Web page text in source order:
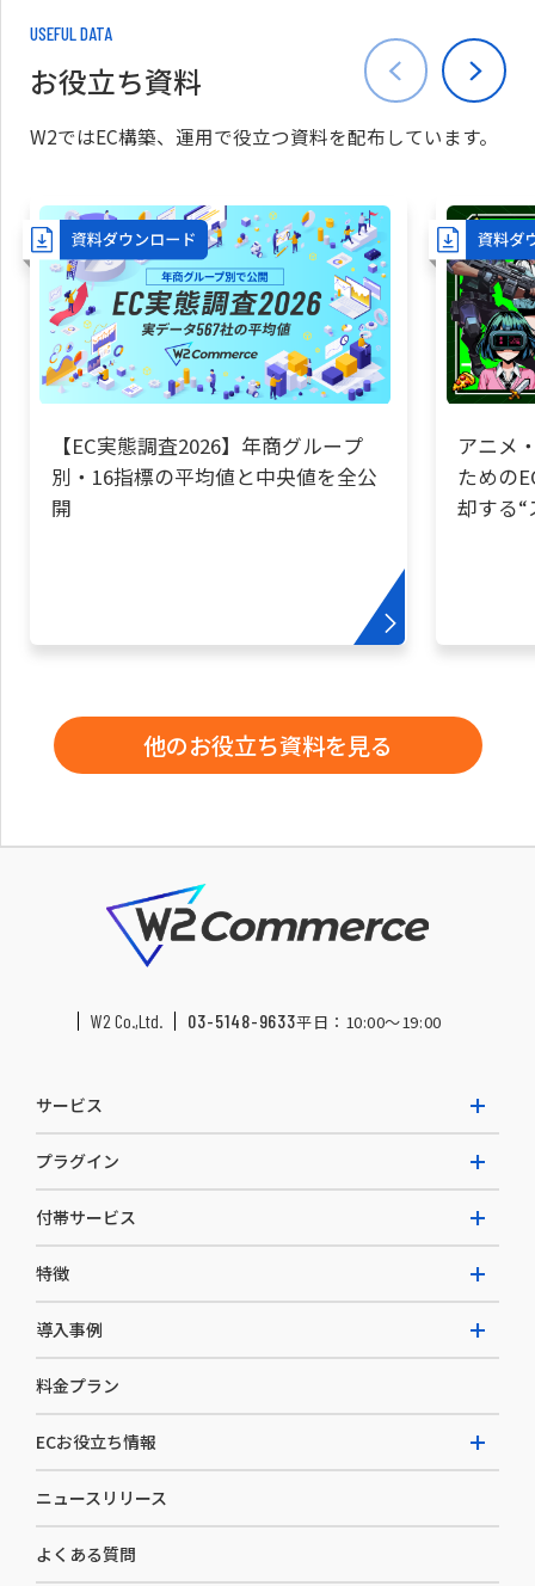
USEFUL DATA
お役立ち資料
W2ではEC構築、運用で役立つ資料を配布しています。
【EC実態調査2026】年商グループ
別・16指標の平均値と中央値を全公
開
アニメ
ための
却する
他のお役立ち資料を見る
W2 Co.,Ltd. 03-5148-9633平日：10:00〜19:00
サービス
W2 Commerce Repeat
W2 Commerce BtoB
W2 Commerce Asia
プラグイン
AI buddy
付帯サービス
EC運用構築支援・運用支援
カスタマーサクセス
セキュリティ
デザイン制作
コンサルティング
特徴
選ばれる理由
開発体制
導入事例
導入企業一覧
料金プラン
ECお役立ち情報
お役立ち資料
ニュースリリース
よくある質問